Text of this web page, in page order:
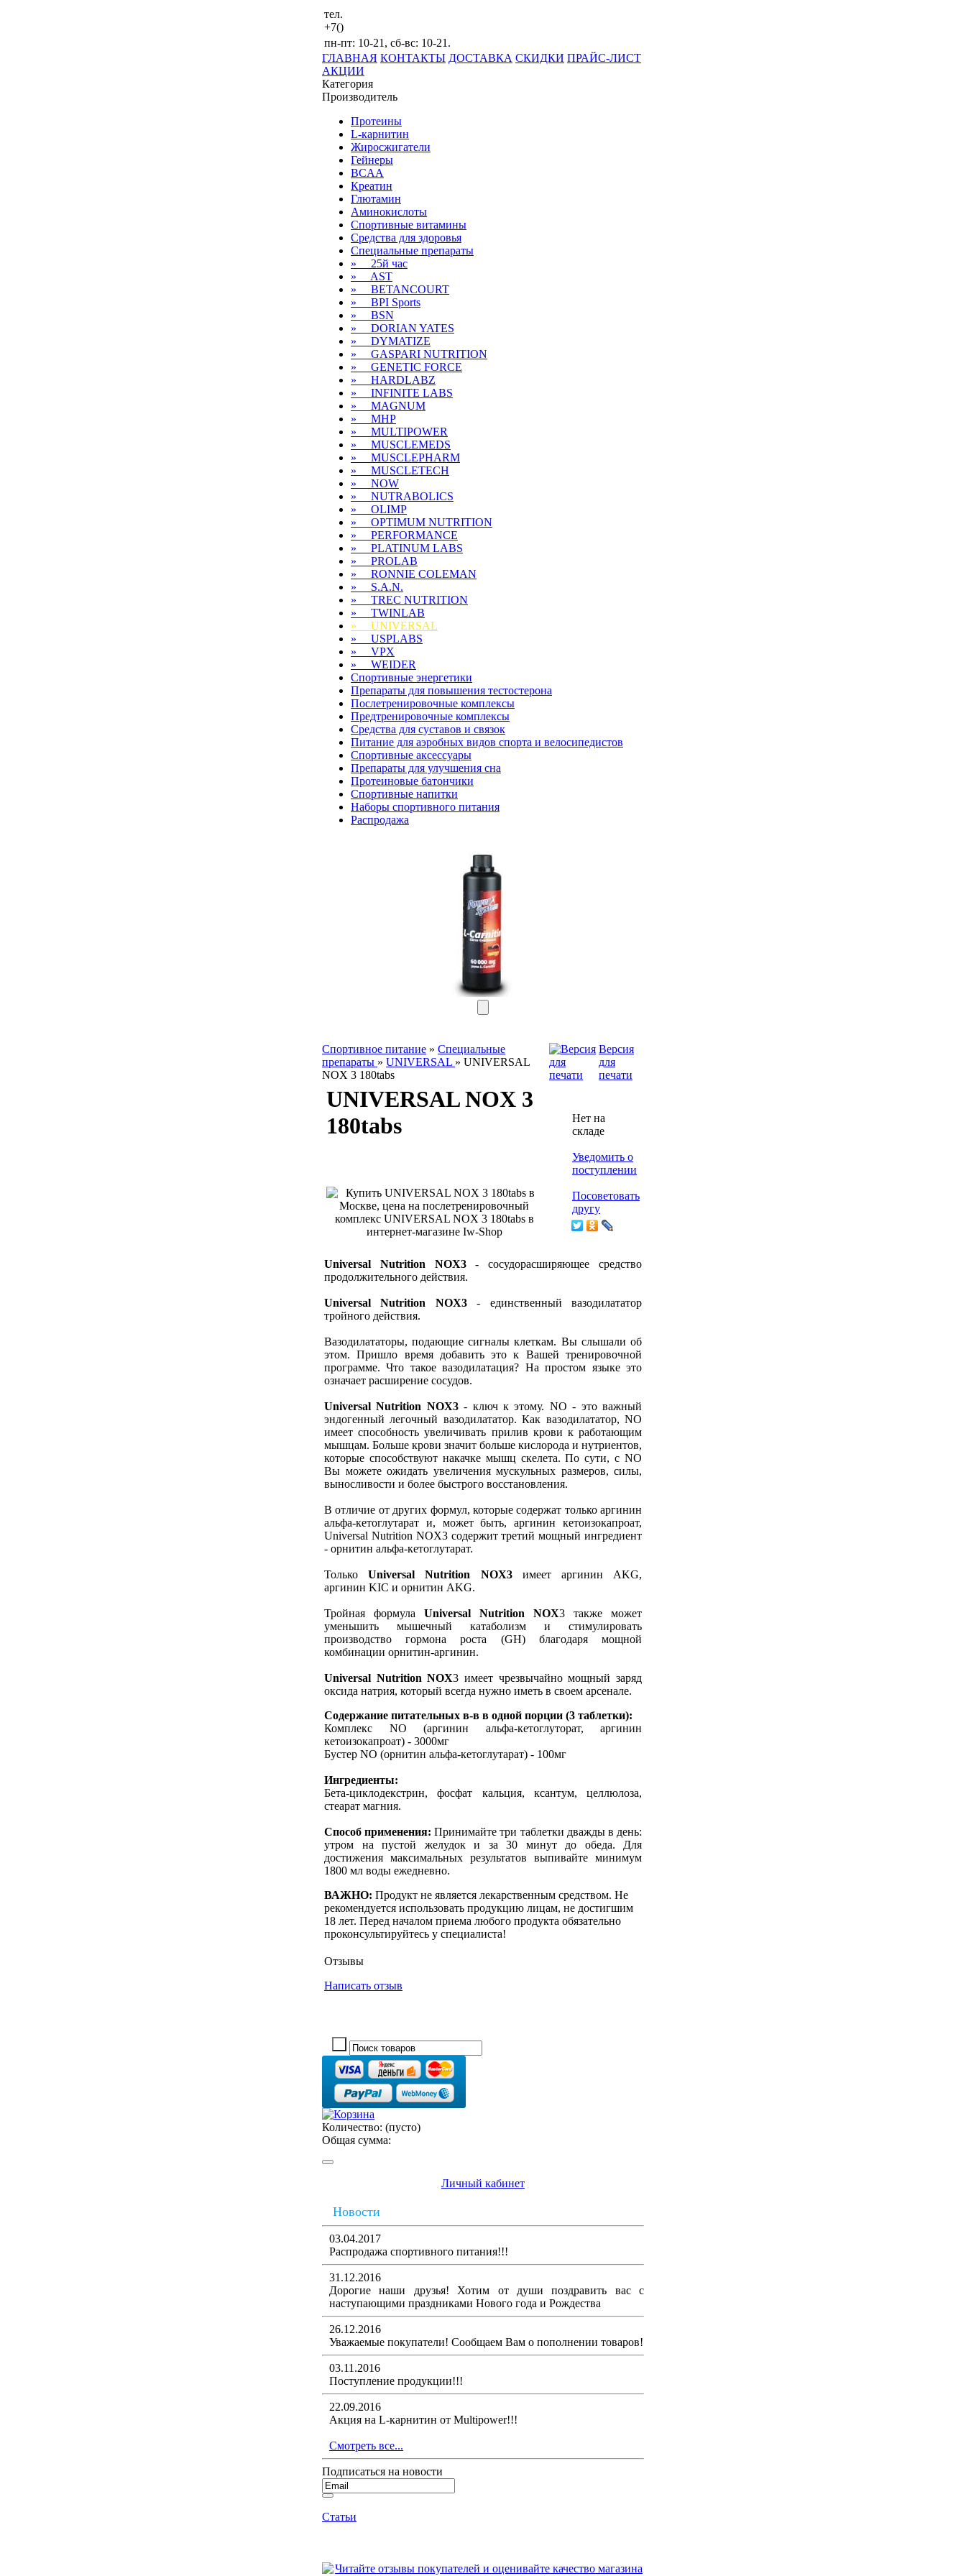
тел.
+7()
пн-пт: 10-21, сб-вс: 10-21.
ГЛАВНАЯ КОНТАКТЫ ДОСТАВКА СКИДКИ ПРАЙС-ЛИСТ
АКЦИИ
Категория
Производитель
Протеины
L-карнитин
Жиросжигатели
Гейнеры
BCAA
Креатин
Глютамин
Аминокислоты
Спортивные витамины
Средства для здоровья
Специальные препараты
» 25й час
» AST
» BETANCOURT
» BPI Sports
» BSN
» DORIAN YATES
» DYMATIZE
» GASPARI NUTRITION
» GENETIC FORCE
» HARDLABZ
» INFINITE LABS
» MAGNUM
» MHP
» MULTIPOWER
» MUSCLEMEDS
» MUSCLEPHARM
» MUSCLETECH
» NOW
» NUTRABOLICS
» OLIMP
» OPTIMUM NUTRITION
» PERFORMANCE
» PLATINUM LABS
» PROLAB
» RONNIE COLEMAN
» S.A.N.
» TREC NUTRITION
» TWINLAB
» UNIVERSAL
» USPLABS
» VPX
» WEIDER
Спортивные энергетики
Препараты для повышения тестостерона
Послетренировочные комплексы
Предтренировочные комплексы
Средства для суставов и связок
Питание для аэробных видов спорта и велосипедистов
Спортивные аксессуары
Препараты для улучшения сна
Протеиновые батончики
Спортивные напитки
Наборы спортивного питания
Распродажа
Спортивное питание » Специальные
препараты » UNIVERSAL » UNIVERSAL
NOX 3 180tabs
Версия
для
печати
UNIVERSAL NOX 3
180tabs
Нет на
складе
Уведомить о
поступлении
Посоветовать
другу
Universal Nutrition NOX3- сосудорасширяющее средство
продолжительного действия.
Universal Nutrition NOX3- единственный вазодилататор
тройного действия.
Вазодилататоры, подающие сигналы клеткам. Вы слышали об
этом. Пришло время добавить это к Вашей тренировочной
программе. Что такое вазодилатация? На простом языке это
означает расширение сосудов.
Universal Nutrition NOX3- ключ к этому. NO - это важный
эндогенный легочный вазодилататор. Как вазодилататор, NO
имеет способность увеличивать прилив крови к работающим
мышцам. Больше крови значит больше кислорода и нутриентов,
которые способствуют накачке мышц скелета. По сути, с NO
Вы можете ожидать увеличения мускульных размеров, силы,
выносливости и более быстрого восстановления.
В отличие от других формул, которые содержат только аргинин
альфа-кетоглутарат и, может быть, аргинин кетоизокапроат,
Universal Nutrition NOX3 содержит третий мощный ингредиент
- орнитин альфа-кетоглутарат.
ТолькоUniversal Nutrition NOX3имеет аргинин AKG,
аргинин KIC и орнитин AKG.
Тройная формула Universal Nutrition NOX3 также может
уменьшить мышечный катаболизм и стимулировать
производство гормона роста (GH) благодаря мощной
комбинации орнитин-аргинин.
Universal Nutrition NOX3 имеет чрезвычайно мощный заряд
оксида натрия, который всегда нужно иметь в своем арсенале.
Cодержание питательных в-в в одной порции (3 таблетки):
Комплекс NO (аргинин альфа-кетоглуторат, аргинин
кетоизокапроат) - 3000мг
Бустер NO (орнитин альфа-кетоглутарат) - 100мг
Ингредиенты:
Бета-циклодекстрин, фосфат кальция, ксантум, целлюлоза,
стеарат магния.
Способ применения: Принимайте три таблетки дважды в день:
утром на пустой желудок и за 30 минут до обеда. Для
достижения максимальных результатов выпивайте минимум
1800 мл воды ежедневно.
ВАЖНО: Продукт не является лекарственным средством. Не
рекомендуется использовать продукцию лицам, не достигшим
18 лет. Перед началом приема любого продукта обязательно
проконсультируйтесь у специалиста!
Отзывы
Написать отзыв
Количество: (пусто)
Общая сумма:
Личный кабинет
Новости
03.04.2017
Распродажа спортивного питания!!!
31.12.2016
Дорогие наши друзья! Хотим от души поздравить вас с
наступающими праздниками Нового года и Рождества
26.12.2016
Уважаемые покупатели! Сообщаем Вам о пополнении товаров!
03.11.2016
Поступление продукции!!!
22.09.2016
Акция на L-карнитин от Multipower!!!
Смотреть все...
Подписаться на новости
Статьи